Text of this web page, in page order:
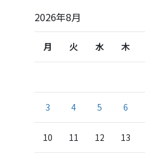
2026年8月
月 火 水 木
3 4 5 6
10 11 12 13